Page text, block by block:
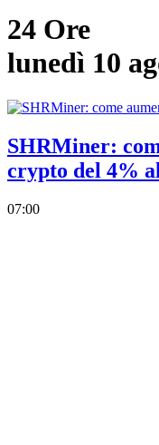
24 Ore
lunedì 10
SHRMiner:
crypto del 4%
07:00